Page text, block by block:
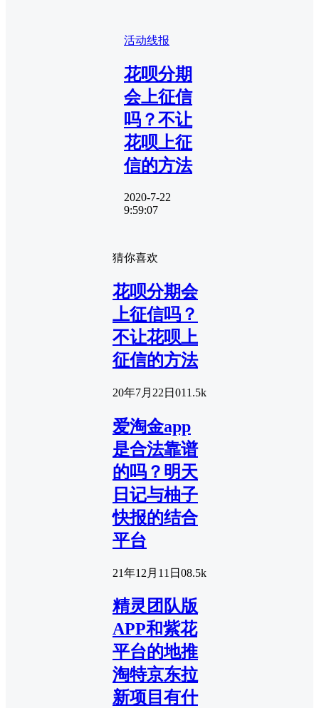
活动线报
花呗分期
会上征信
吗？不让
花呗上征
信的方法
2020-7-22
9:59:07
猜你喜欢
花呗分期会
上征信吗？
不让花呗上
征信的方法
20年7月22日 011.5k
爱淘金app
是合法靠谱
的吗？明天
日记与柚子
快报的结合
平台
21年12月11日 08.5k
精灵团队版
APP和紫花
平台的地推
淘特京东拉
新项目有什